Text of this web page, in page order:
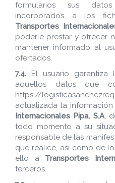
formularios sus
incorporados a los
Transportes
poderle prestar y ofrecer
mantener informado al
ofertados.
7.4. El usuario garantiza
aquellos datos que
https://
actualizada la
Internacionales Pipa, S.A,
todo momento a su
responsable de las
que realice, así como de
ello a Transportes
terceros.